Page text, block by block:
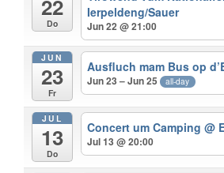
22
Do
Ierpeldeng/Sauer
Jun 22 @ 21:00
JUN
23
Fr
Ausfluch mam Bus op
Jun 23 – Jun 25 all-day
JUL
13
Do
Concert um Camping@
Jul 13 @ 20:00